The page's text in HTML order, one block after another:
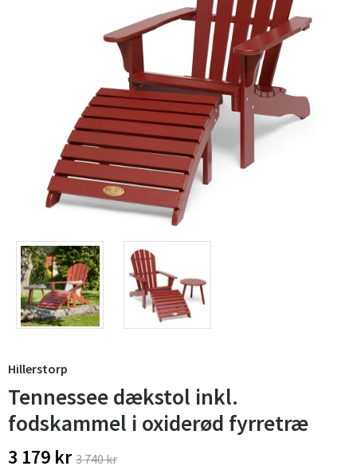
Hillerstorp
Tennessee dækstol inkl.
fodskammel i oxiderød fyrretræ
3 179 kr 3 740 kr